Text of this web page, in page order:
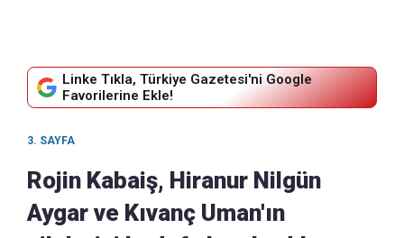
Linke Tıkla, Türkiye Gazetesi'ni Google
Favorilerine Ekle!
3. SAYFA
Rojin Kabaiş, Hiranur Nilgün
Aygar ve Kıvanç Uman'ın